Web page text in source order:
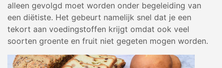
alleen gevolgd moet worden onder begeleiding van
een diëtiste. Het gebeurt namelijk snel dat je een
tekort aan voedingstoffen krijgt omdat ook veel
soorten groente en fruit niet gegeten mogen worden.